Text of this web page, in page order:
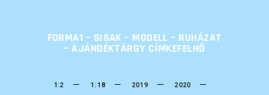
FORMA1 – SISAK – MODELL – RUHÁZAT
– AJÁNDÉKTÁRGY CÍMKEFELHŐ
1:2 1:18 2019
2020